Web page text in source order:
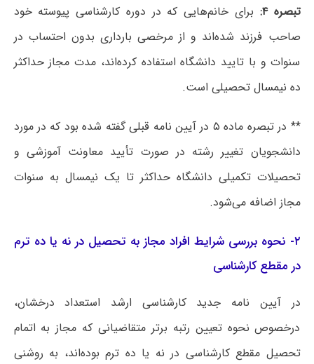
تبصره ۴:
برای خانم‌هایی که در دوره کارشناسی پیوسته خود
صاحب فرزند شده‌اند و از مرخصی بارداری بدون احتساب در
سنوات و با تایید دانشگاه استفاده کرده‌اند، مدت مجاز حداکثر
ده نیمسال تحصیلی است.
** در تبصره ماده ۵ در آیین نامه قبلی گفته شده بود که در مورد
دانشجویان تغییر رشته در صورت تأیید معاونت آموزشی و
تحصیلات تکمیلی دانشگاه حداکثر تا یک نیمسال به سنوات
مجاز اضافه می‌شود.
۲- نحوه بررسی شرایط افراد مجاز به تحصیل در نه یا ده ترم
در مقطع کارشناسی
در آیین نامه جدید کارشناسی ارشد استعداد درخشان،
درخصوص نحوه تعیین رتبه برتر متقاضیانی که مجاز به اتمام
تحصیل مقطع کارشناسی در نه یا ده ترم بوده‌اند، به روشنی